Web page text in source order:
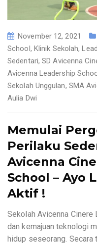
November 12, 2021
School, Klinik Sekolah,
Sedentari,SD Avicenna
Avicenna Leadership
Sekolah Unggulan, SMA
Aulia Dwi
Memulai
Perilaku
Avicenna
School – Ayo
Aktif !
Sekolah Avicenna
dan kemajuan teknologi
hidup seseorang. Secara